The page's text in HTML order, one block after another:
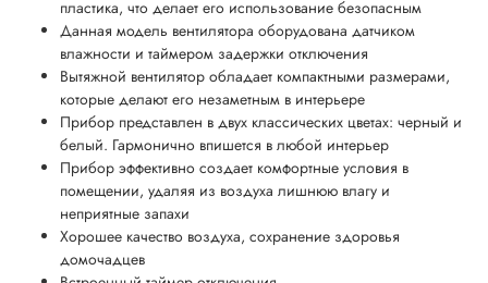
пластика, что делает его использование безопасным
Данная модель вентилятора оборудована датчиком
влажности и таймером задержки отключения
Вытяжной вентилятор обладает компактными размерами,
которые делают его незаметным в интерьере
Прибор представлен в двух классических цветах: черный и
белый. Гармонично впишется в любой интерьер
Прибор эффективно создает комфортные условия в
помещении, удаляя из воздуха лишнюю влагу и
неприятные запахи
Хорошее качество воздуха, сохранение здоровья
домочадцев